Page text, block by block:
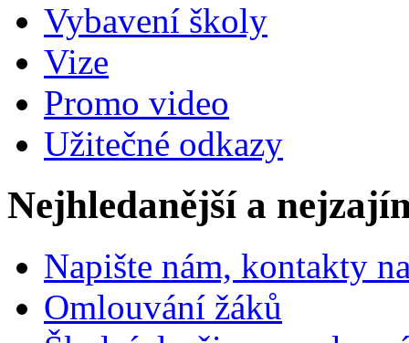
Vybavení školy
Vize
Promo video
Užitečné odkazy
Nejhledanější a
Napište nám, kontakty
Omlouvání žáků